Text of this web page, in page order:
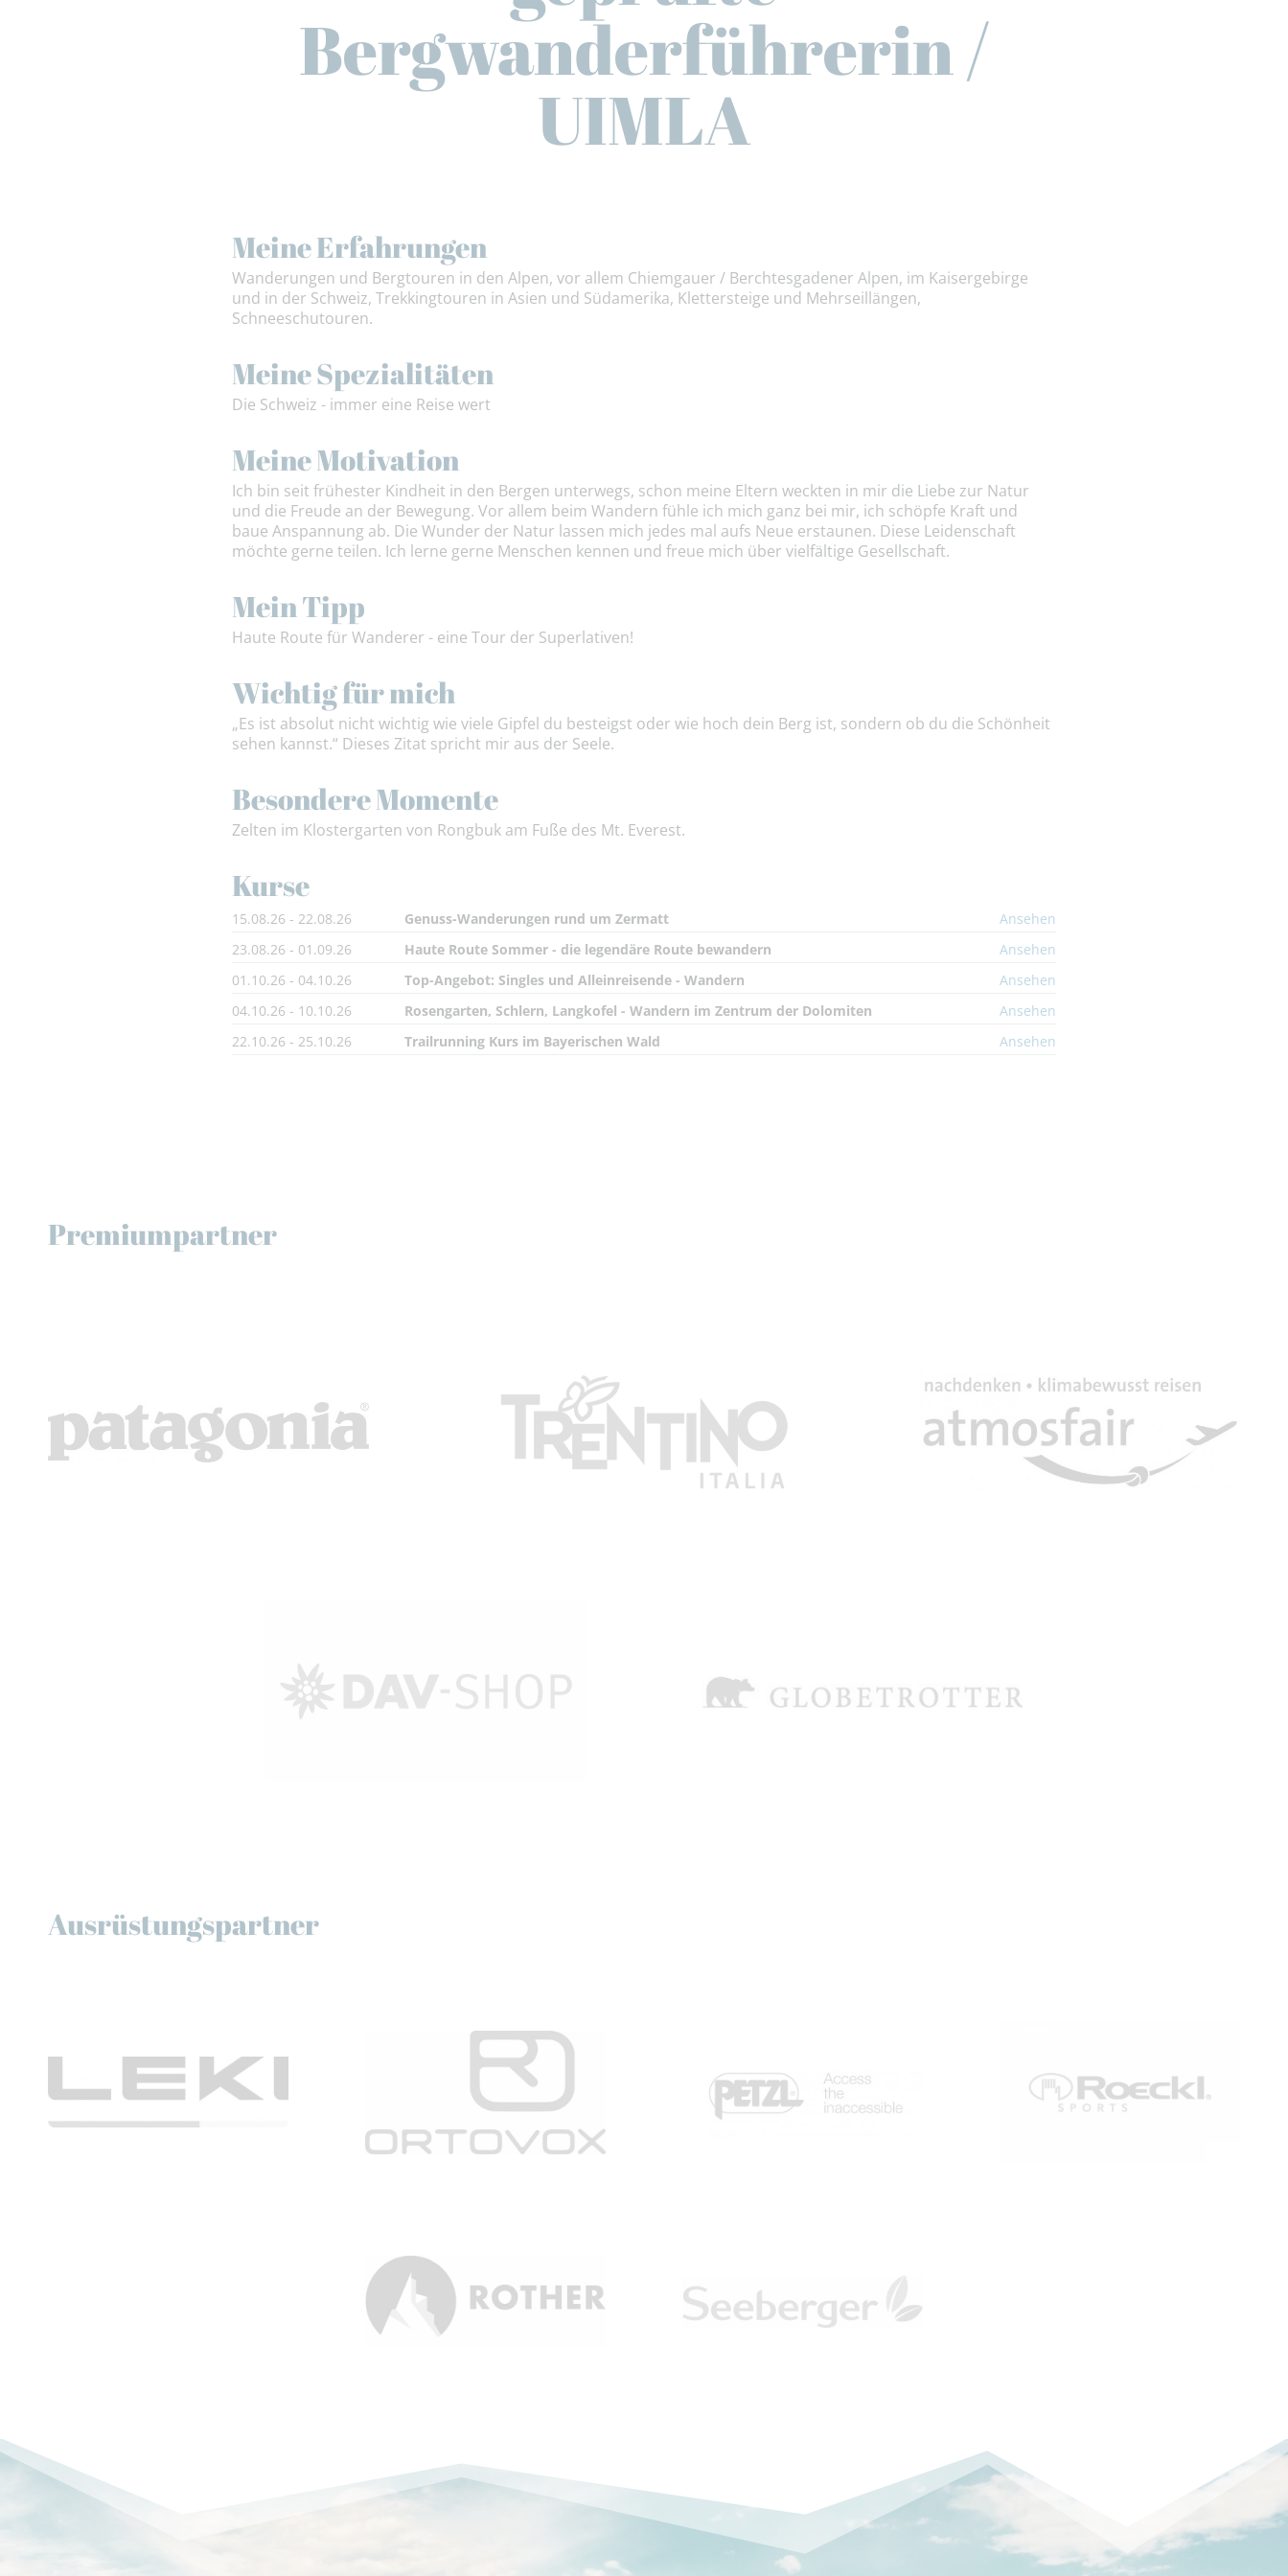
Bergwanderführerin /
UIMLA
Meine Erfahrungen
Wanderungen und Bergtouren in den Alpen, vor allem Chiemgauer / Berchtesgadener Alpen, im Kaisergebirge
und in der Schweiz, Trekkingtouren in Asien und Südamerika, Klettersteige und Mehrseillängen,
Schneeschutouren.
Meine Spezialitäten
Die Schweiz - immer eine Reise wert
Meine Motivation
Ich bin seit frühester Kindheit in den Bergen unterwegs, schon meine Eltern weckten in mir die Liebe zur Natur
und die Freude an der Bewegung. Vor allem beim Wandern fühle ich mich ganz bei mir, ich schöpfe Kraft und
baue Anspannung ab. Die Wunder der Natur lassen mich jedes mal aufs Neue erstaunen. Diese Leidenschaft
möchte gerne teilen. Ich lerne gerne Menschen kennen und freue mich über vielfältige Gesellschaft.
Mein Tipp
Haute Route für Wanderer - eine Tour der Superlativen!
Wichtig für mich
„Es ist absolut nicht wichtig wie viele Gipfel du besteigst oder wie hoch dein Berg ist, sondern ob du die Schönheit
sehen kannst.“ Dieses Zitat spricht mir aus der Seele.
Besondere Momente
Zelten im Klostergarten von Rongbuk am Fuße des Mt. Everest.
Kurse
15.08.26 - 22.08.26 Genuss-Wanderungen rund um Zermatt
Ansehen
23.08.26 - 01.09.26
Haute Route Sommer - die legendäre Route bewandern
Ansehen
01.10.26 - 04.10.26
Top-Angebot: Singles und Alleinreisende - Wandern
Ansehen
04.10.26 - 10.10.26
Rosengarten, Schlern, Langkofel - Wandern im Zentrum der Dolomiten
Ansehen
22.10.26 - 25.10.26
Trailrunning Kurs im Bayerischen Wald Ansehen
Premiumpartner
Ausrüstungspartner